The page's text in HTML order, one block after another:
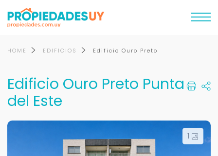
HOME EDIFICIOS Edificio Ouro Preto
Edificio Ouro Preto Punta
del Este
1